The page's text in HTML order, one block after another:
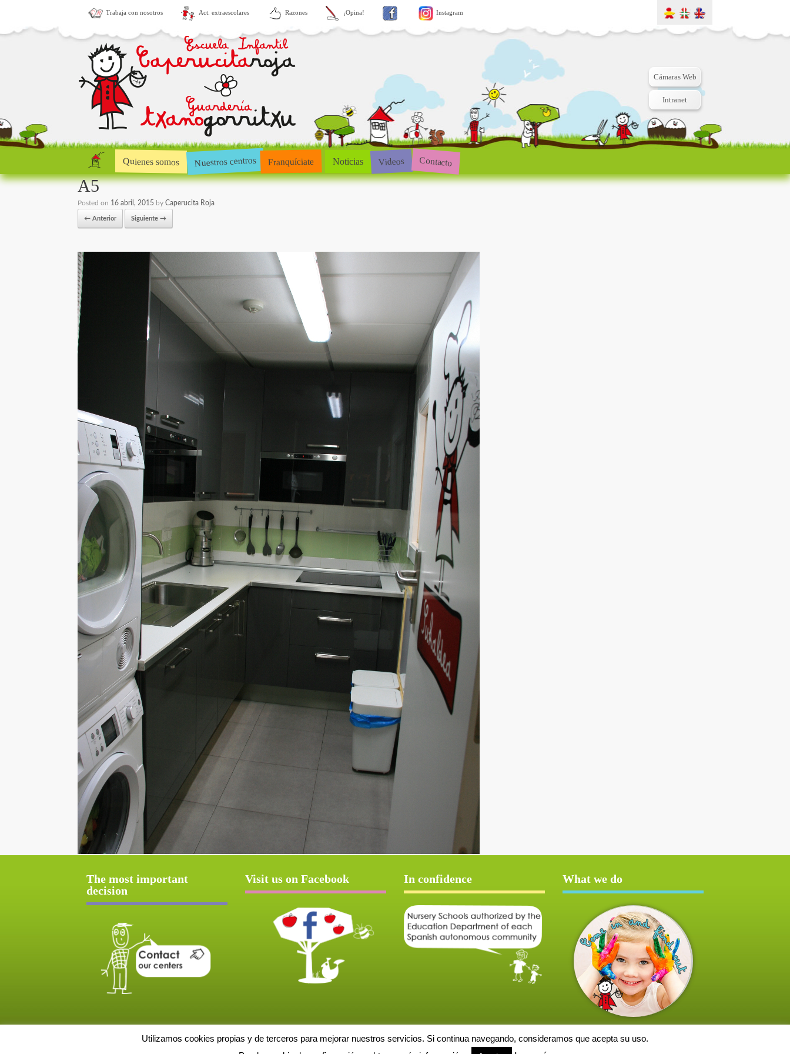
Trabaja con nosotros Act. extraescolares Razones ¡Opina! Instagram
Cámaras Web
Intranet
Quienes somos Nuestros centros Franquíciate Noticias Videos Contacto
A5
Posted on 16 abril, 2015 by Caperucita Roja
← Anterior Siguiente →
The most important
decision
Visit us on Facebook In confidence What we do
Utilizamos cookies propias y de terceros para mejorar nuestros servicios. Si continua navegando, consideramos que acepta su uso.
Aviso Legal Política de cookies Protección de datos Solicitud de baja